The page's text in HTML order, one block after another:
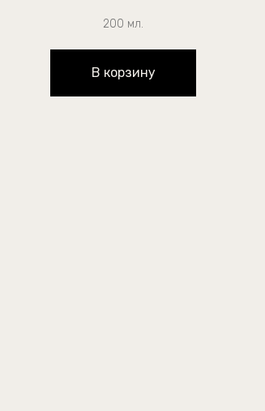
200 мл.
В корзину